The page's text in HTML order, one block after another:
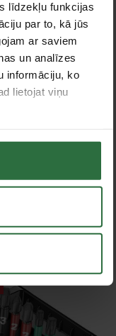
līdzekļu funkcijas
par to, kā jūs
ar saviem
un analīzes
informāciju, ko
lietojat viņu
magnētiskais
WERA 893/4/1K
5,00 €